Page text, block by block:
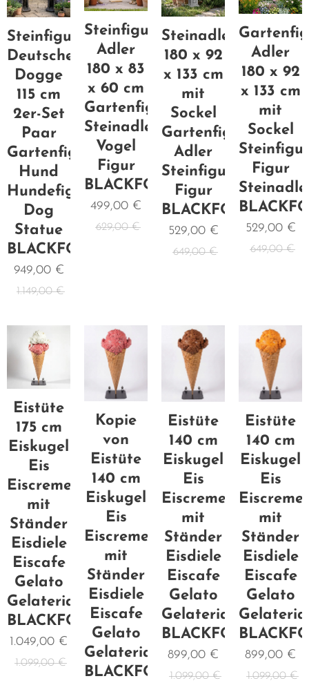
Steinfigur
Deutsche
Dogge
115 cm
2er-Set
Paar
Gartenfigur
Hund
Hundefigur
Dog
Statue
BLACKFORM
949,00€
1.149,00€
Steinfigur
Adler
180 x 83
x 60 cm
Gartenfigur
Steinadler
Vogel
Figur
BLACKFORM
499,00 €
629,00€
Steinadler
180 x 92
x 133 cm
mit
Sockel
Gartenfigur
Adler
Steinfigur
Figur
BLACKFORM
529,00€
649,00€
Adler
180 x 92
x 133 cm
mit
Sockel
Steinfigur
Figur
529,00€
649,00€
Eistüte
175 cm
Eiskugel
Eis
Eiscreme
mit
Ständer
Eisdiele
Eiscafe
Gelato
Gelateria
BLACKFORM
1.049,00 €
1.099,00€
Kopie
von
Eistüte
140 cm
Eiskugel
Eis
Eiscreme
mit
Ständer
Eisdiele
Eiscafe
Gelato
Gelateria
BLACKFORM
Eistüte
140 cm
Eiskugel
Eis
Eiscreme
mit
Ständer
Eisdiele
Eiscafe
Gelato
Gelateria
BLACKFORM
899,00 €
1.099,00€
Eistüte
140 cm
Eiskugel
Eis
Eiscreme
mit
Ständer
Eisdiele
Eiscafe
Gelato
Gelateria
899,00 €
1.099,00€